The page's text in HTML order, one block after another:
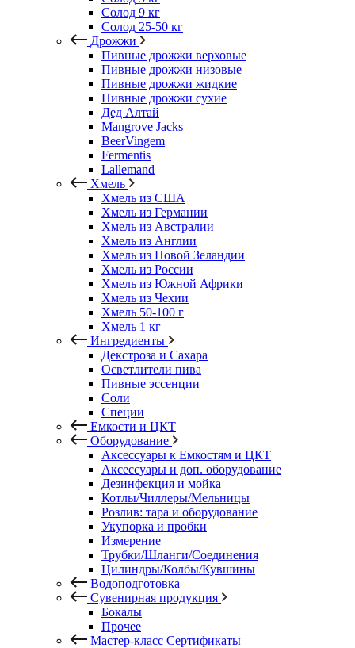
Солод 9 кг
Солод 25-50 кг
Дрожжи
Пивные дрожжи верховые
Пивные дрожжи низовые
Пивные дрожжи жидкие
Пивные дрожжи сухие
Дед Алтай
Mangrove Jacks
BeerVingem
Fermentis
Lallemand
Хмель
Хмель из США
Хмель из Германии
Хмель из Австралии
Хмель из Англии
Хмель из Новой Зеландии
Хмель из России
Хмель из Южной Африки
Хмель из Чехии
Хмель 50-100 г
Хмель 1 кг
Ингредиенты
Декстроза и Сахара
Осветлители пива
Пивные эссенции
Соли
Специи
Емкости и ЦКТ
Оборудование
Аксессуары к Емкостям и ЦКТ
Аксессуары и доп. оборудование
Дезинфекция и мойка
Котлы/Чиллеры/Мельницы
Розлив: тара и оборудование
Укупорка и пробки
Измерение
Трубки/Шланги/Соединения
Цилиндры/Колбы/Кувшины
Водоподготовка
Сувенирная продукция
Бокалы
Прочее
Мастер-класс Сертификаты